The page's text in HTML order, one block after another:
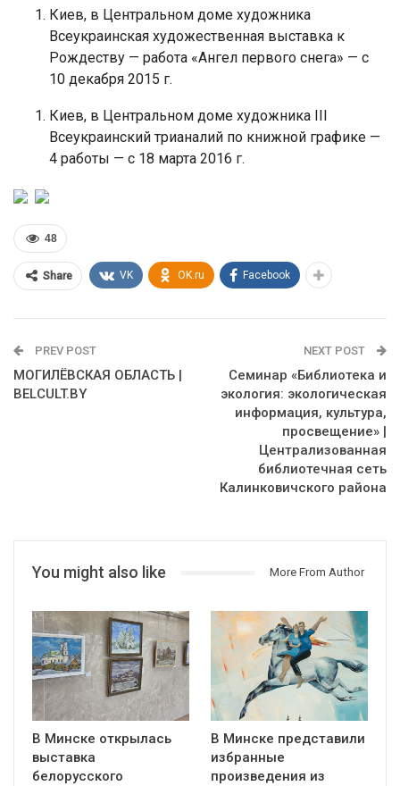
Киев, в Центральном доме художника
Всеукраинская художественная выставка к
Рождеству — работа «Ангел первого снега» — с
10 декабря 2015 г.
Киев, в Центральном доме художника III
Всеукраинский трианалий по книжной графике —
4 работы — с 18 марта 2016 г.
48
Share VK OK.ru Facebook
PREV POST
МОГИЛЁВСКАЯ ОБЛАСТЬ |
BELCULT.BY
NEXT POST
Семинар «Библиотека и
экология: экологическая
информация, культура,
просвещение» |
Централизованная
библиотечная сеть
Калинковичского района
You might also like More From Author
В Минске открылась
выставка
белорусского
В Минске представили
избранные
произведения из